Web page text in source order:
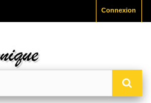
Connexion